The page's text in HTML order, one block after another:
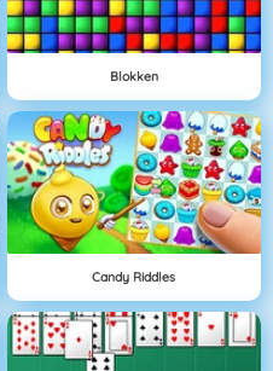
Blokken
Candy Riddles